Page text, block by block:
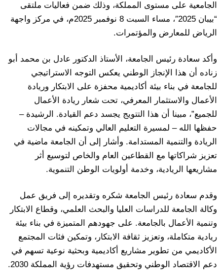
الجامعية على مستوى المملكة، وذلك ضمن فعاليات ملتقى
“بيبان 2025″، مساء السبت 8 نوفمبر 2025م، في مركز واجهة
الرياض للمعارض والمؤتمرات.
وأكد سعادة رئيس الجامعة، الأستاذ الدكتور عادل بن محمد أبو
زناده أن هذا الإنجاز الوطني يعكس التوجه الاستراتيجي
للجامعة في بناء بيئة أكاديمية محفزة على الابتكار وريادة
الأعمال والاستثمار المعرفي، تحت شعار ريادة الأعمال
للجميع”، مبينا أن هذا التتويج يجسد دعم القيادة. الرشيدة –
حفظها الله – لمسيرة التعليم العالي وتمكينه في مجالات
الريادة والتنمية المستدامة. وأشار إلى أن الجامعة ماضية في
تعزيز شراكاتها مع القطاعين العام والخاص لتوسيع أثر
مشاريعها الريادية، وخدمة أولويات الوطن التنموية.
وقدم سعادة رئيس الجامعة شكره وتقديره إلى فريق عمل
وكالة الجامعة للدراسات العليا والبحث العلمي، وقطاع الابتكار
وتنمية الأعمال بالجامعة. على جهودهم المتميزة في بناء بيئة
ريادية متكاملة، وتعزيز ثقافة الابتكار، وتمكين فئات المجتمع
الأكاديمي من تطوير مشاريع أكاديمية وبحثية نوعية تسهم في
دعم الاقتصاد الوطني وتحقيق مستهدفات رؤية المملكة 2030.